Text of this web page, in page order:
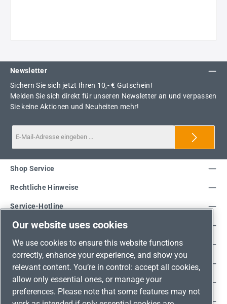
Newsletter
Sichern Sie sich jetzt Ihren 10,- € Gutschein!
Melden Sie sich direkt für unseren Newsletter an und verpassen
Sie keine Aktionen und Neuheiten mehr!
Service-Hotline
Shop Service
Rechtliche Hinweise
Unsere Vorteile
Versandarten
Zahlungsarten
Adresse
Umweltschutz & Partnerschaft
Our website uses cookies
We use cookies to ensure this website functions
correctly, enhance your experience, and show you
relevant content. You’re in control: accept all cookies,
allow only essential ones, or manage your
preferences. Please note that some features may not